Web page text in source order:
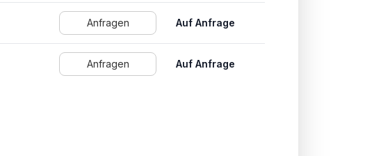
Anfragen Auf Anfrage
Anfragen Auf Anfrage